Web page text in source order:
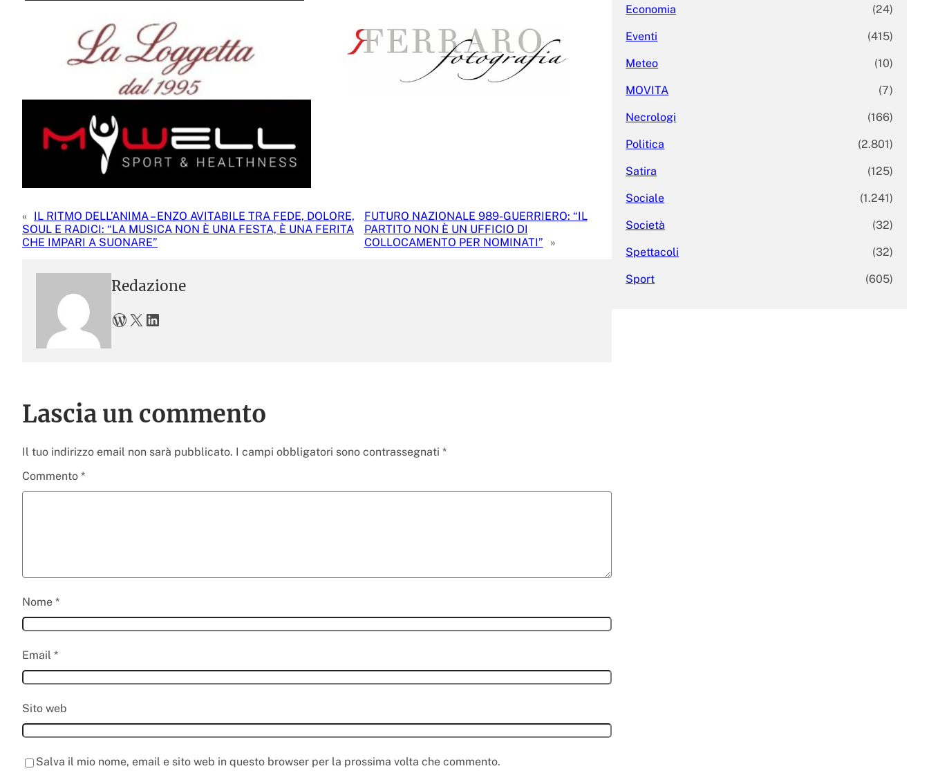
« IL RITMO DELL’ANIMA – ENZO AVITABILE TRA FEDE, DOLORE,
SOUL E RADICI: “LA MUSICA NON È UNA FESTA, È UNA FERITA
CHE IMPARI A SUONARE”
FUTURO NAZIONALE 989-GUERRIERO: “IL
PARTITO NON È UN UFFICIO DI
COLLOCAMENTO PER NOMINATI”
»
Redazione
WordPress X LinkedIn
Lascia un commento
Il tuo indirizzo email non sarà pubblicato. I campi obbligatori sono contrassegnati *
Commento *
Nome *
Email *
Sito web
Salva il mio nome, email e sito web in questo browser per la prossima volta che commento.
Economia (24)
Eventi (415)
Meteo (10)
MOVITA (7)
Necrologi (166)
Politica (2.801)
Satira (125)
Sociale (1.241)
Società (32)
Spettacoli (32)
Sport (605)